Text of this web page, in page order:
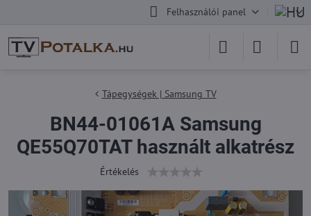
Felhasználói panel
Tápegységek | Samsung TV
BN44-01061A Samsung
QE55Q70TAT használt alkatrész
Értékelés